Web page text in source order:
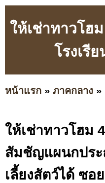
ให้เช่าทาวโฮ
โรงเรี
หน้าแรก » ภาคกลาง »
ให้เช่าทาวโฮม
สัมชัญแผนกประ
เลี้ยงสัตว์ได้ ซอ